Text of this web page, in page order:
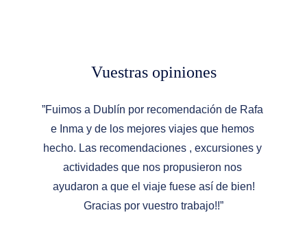
Vuestras opiniones
”Fuimos a Dublín por recomendación de Rafa
e Inma y de los mejores viajes que hemos
hecho. Las recomendaciones , excursiones y
actividades que nos propusieron nos
ayudaron a que el viaje fuese así de bien!
Gracias por vuestro trabajo!!”